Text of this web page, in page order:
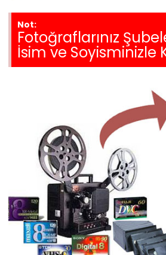
Not:
Fotoğraflarınız
İsim ve Soyisminizle